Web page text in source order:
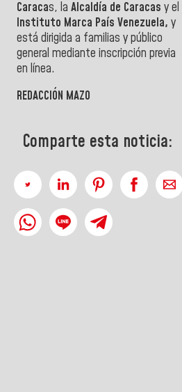
Caracas, la Alcaldía de Caracas y el
Instituto Marca País Venezuela, y
está dirigida a familias y público
general mediante inscripción previa
en línea.
REDACCIÓN MAZO
Comparte esta noticia: